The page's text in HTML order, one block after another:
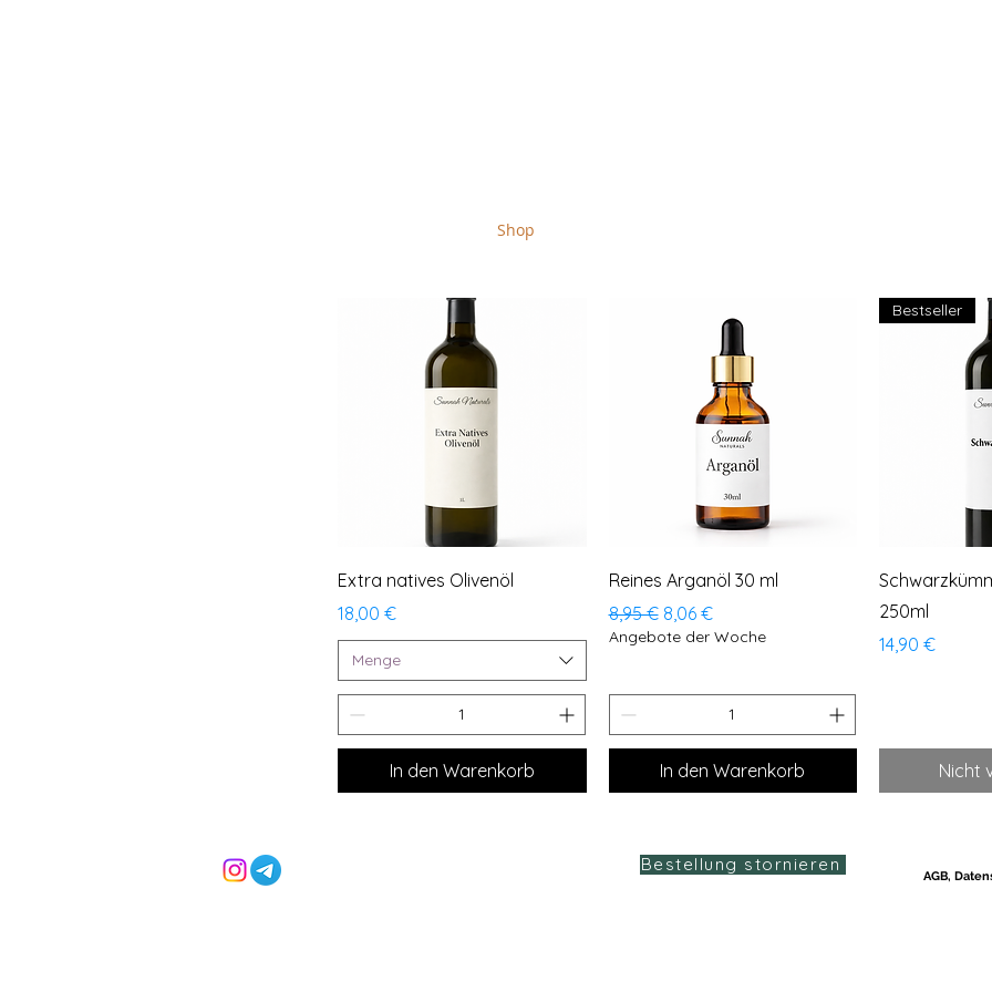
Shop
Schnellansicht
Extra natives Olivenöl
Preis
18,00 €
Menge
In den Warenkorb
Schnellansicht
Reines Arganöl 30 ml
Standardpreis
8,95 € Sale-Preis
8,06 €
Angebote der Woche
In den Warenkorb
Bestseller
250ml
Preis
14,90 €
Nicht
Bestellung stornieren
AGB,